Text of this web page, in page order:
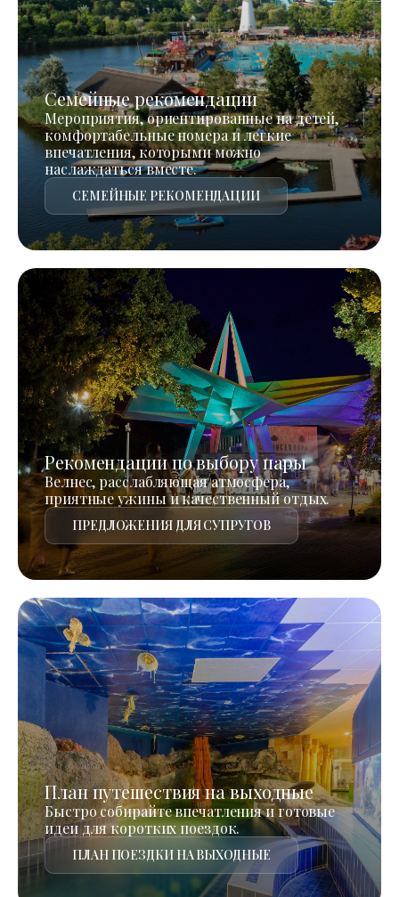
Семейные рекомендации
Мероприятия, ориентированные на детей,
комфортабельные номера и легкие
впечатления, которыми можно
наслаждаться вместе.
СЕМЕЙНЫЕ РЕКОМЕНДАЦИИ
Рекомендации по выбору пары
Велнес, расслабляющая атмосфера,
приятные ужины и качественный отдых.
ПРЕДЛОЖЕНИЯ ДЛЯ СУПРУГОВ
План путешествия на выходные
Быстро собирайте впечатления и готовые
идеи для коротких поездок.
ПЛАН ПОЕЗДКИ НА ВЫХОДНЫЕ